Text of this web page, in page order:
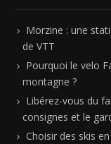
Morzine : une
de VTT
Pourquoi le velo
montagne ?
Libérez-vous du
consignes et le
Choisir des skis